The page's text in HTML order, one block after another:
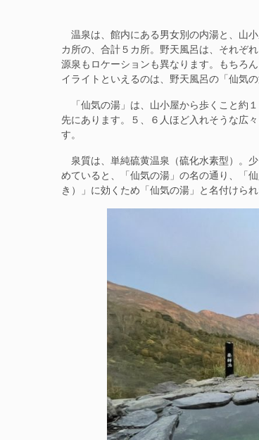
温泉は、館内にある男女別の内湯と、山
カ所の、合計５カ所。野天風呂は、それぞ
源泉もロケーションも異なります。もちろ
イライトといえるのは、野天風呂の「仙気
「仙気の湯」は、山小屋から歩くこと約
先にあります。５、６人ほど入れそうな広
す。
泉質は、単純硫黄温泉（硫化水素型）。
めていると、「仙気の湯」の名の通り、「
き）」に効くため「仙気の湯」と名付けられ